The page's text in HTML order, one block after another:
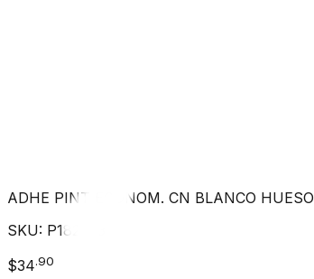
ADHE PINT ECONOM. CN BLANCO HUESO
SKU: P182833
$34.90